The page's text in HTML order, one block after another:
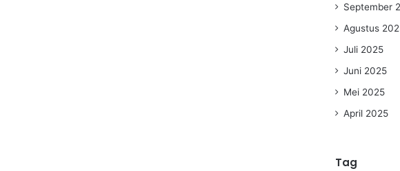
September
Agustus
Juli 2025
Juni 2025
Mei 2025
April 2025
Tag